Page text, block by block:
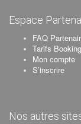
Espace
FAQ
Tarifs
Mon compte
S’inscrire
Nos autres